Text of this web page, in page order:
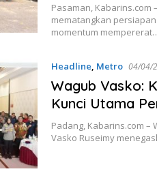
Pasaman,
mematangkan
momentum
Headline, Metro 04/04/
Wagub Vasko:
Kunci Utama
Padang, Kabarins.com –
Vasko Ruseimy